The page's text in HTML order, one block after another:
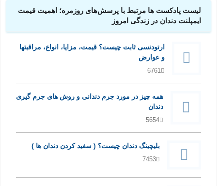
لیست پادکست ها مرتبط با پرسش‌های روزمره؛ اهمیت قیمت
ایمپلنت دندان در زندگی امروز
ارتودنسی ثابت چیست؟ قیمت، مزایا، انواع، مراقبتها
و عوارض
6761
همه چیز در مورد جرم دندانی و روش های جرم گیری
دندان
5654
بلیچینگ دندان چیست؟ ( سفید کردن دندان ها )
7453